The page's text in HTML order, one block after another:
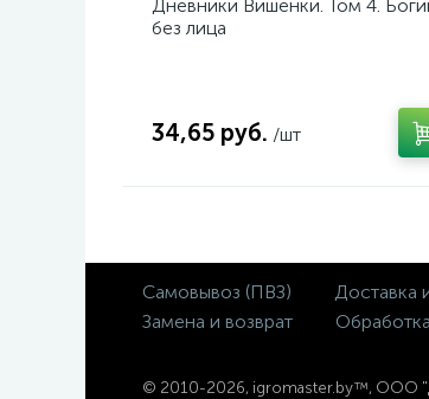
Дневники Вишенки. Том 4.
без лица
34,65 руб. /шт
Самовывоз (ПВЗ) Доставка
Замена и возврат
© 2010-2026, igromaster.by™, ООО